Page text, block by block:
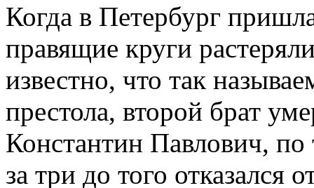
Когда в Петербург
правящие круги
известно, что так
престола, второй брат
Константин Павлович,
за три до того отказался